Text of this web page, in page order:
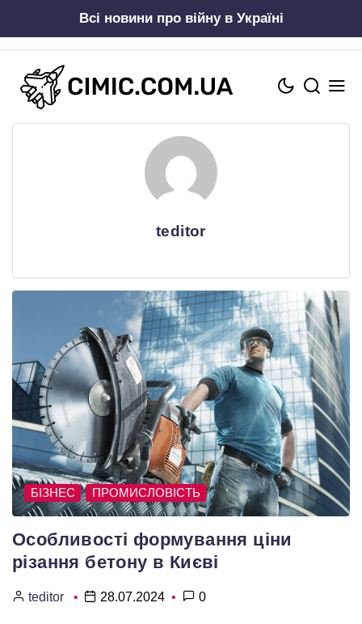
to
Всі новини про війну в Україні
teditor
БІЗНЕС ПРОМИСЛОВІСТЬ
Особливості формування ціни
різання бетону в Києві
teditor 28.07.2024 0